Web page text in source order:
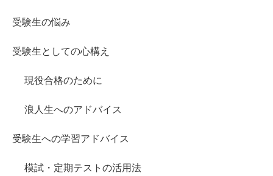
受験生の悩み
受験生としての心構え
現役合格のために
浪人生へのアドバイス
受験生への学習アドバイス
模試・定期テストの活用法